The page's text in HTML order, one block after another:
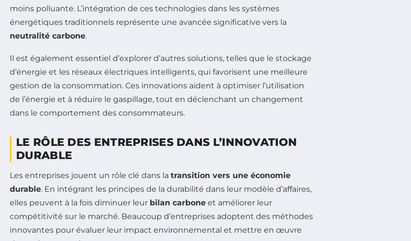
moins polluante. L’intégration de ces technologies dans les systèmes
énergétiques traditionnels représente une avancée significative vers la
neutralité carbone.
Il est également essentiel d’explorer d’autres solutions, telles que le stockage
d’énergie et les réseaux électriques intelligents, qui favorisent une meilleure
gestion de la consommation. Ces innovations aident à optimiser l’utilisation
de l’énergie et à réduire le gaspillage, tout en déclenchant un changement
dans le comportement des consommateurs.
LE RÔLE DES ENTREPRISES DANS L’INNOVATION
DURABLE
Les entreprises jouent un rôle clé dans la transition vers une économie
durable. En intégrant les principes de la durabilité dans leur modèle d’affaires,
elles peuvent à la fois diminuer leur bilan carbone et améliorer leur
compétitivité sur le marché. Beaucoup d’entreprises adoptent des méthodes
innovantes pour évaluer leur impact environnemental et mettre en œuvre